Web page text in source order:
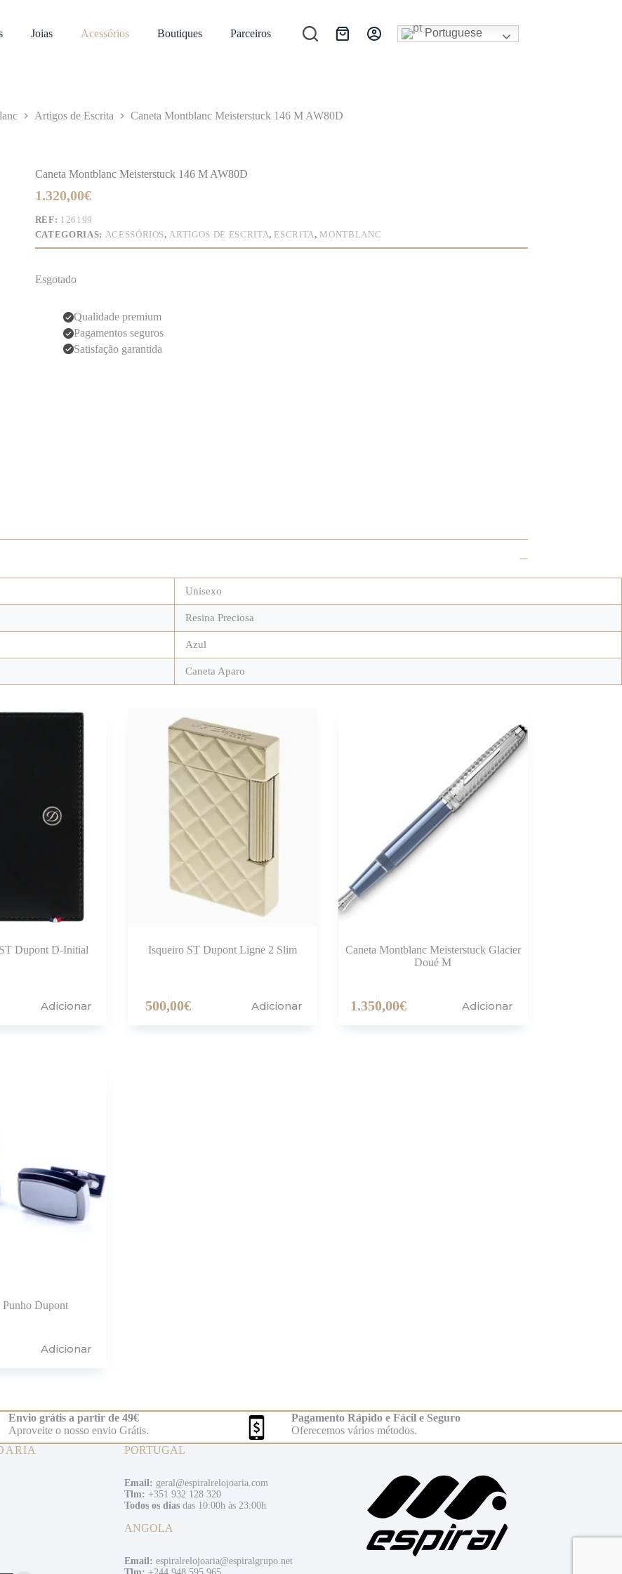
Joias Acessórios Boutiques Parceiros
Carrinho
Portuguese
Artigos de Escrita Caneta Montblanc Meisterstuck 146 M AW80D
Caneta Montblanc Meisterstuck 146 M AW80D
1.320,00€
REF: 126199
CATEGORIAS: ACESSÓRIOS,ARTIGOS DE ESCRITA, ESCRITA, MONTBLANC
Esgotado
Qualidade premium
Pagamentos seguros
Satisfação garantida
Unisexo
Resina Preciosa
Azul
Caneta Aparo
Dupont D-Initial
Adicionar
Isqueiro ST Dupont Ligne 2 Slim
500,00€ Adicionar
Caneta Montblanc Meisterstuck Glacier
Doué M
1.350,00€ Adicionar
Punho Dupont
Adicionar
Envio grátis a partir de 49€
Aproveite o nosso envio Grátis.
Pagamento Rápido e Fácil e Seguro
Oferecemos vários métodos.
PORTUGAL
Email: geral@espiralrelojoaria.com
Tlm: +351 932 128 320
Todos os diasdas 10:00h às 23:00h
ANGOLA
Email: espiralrelojoaria@espiralgrupo.net